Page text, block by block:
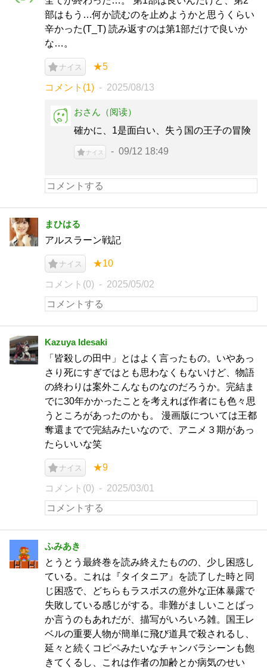
部はもう…何か読むのを止めようかと思うくらい
辛かった(T_T) 読み返すのは第1部だけで良いか
な…。
ナイス ★5
コメント(1) 2025/08/13
おさん（阅读）
確かに、1是面白い、失う国の王子の冒険
ナイス 09/12 18:49
まひはる
アルスラーン戦記
ナイス ★10
コメント(0) 2025/05/02
Kazuya Idesaki
「皆殺しの田中」とはよく言ったもの。いやあっ
さり死にすぎではとも思わなくもないけど、物語
の終わりは案外こんなものなのだろうか。完結ま
でに30年かかったことを考えれば作者にも色々思
うところがあったのかも。 漫画版については王都
奪還までで完結みたいなので、アニメ３期があっ
たらいいな笑
ナイス ★9
コメント(0) 2025/03/01
ふみあき
とうとう最終巻を読み終えたものの、少し困惑し
ている。これは『タイタニア』を読了した時と同
じ困惑で、どちらもラスボスの意外な正体暴露で
失敗している感じがする。非難がましいことばっ
か言うのもあれだが、描写がいろいろ雑。国王レ
ベルの重要人物が簡単に飛び道具で殺されるし、
延々と続くコピペみたいなチャンバラシーンも飽
きてくるし、これは作者の加齢とか病気のせい